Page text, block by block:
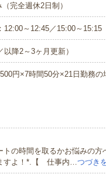
完全週休2日制）
～12:45／15:00～15:15
降2～3ヶ月更新）
円×7時間50分×21日勤務
の時間を取るかお悩みの方
すよ！*.【 仕事内…つづき